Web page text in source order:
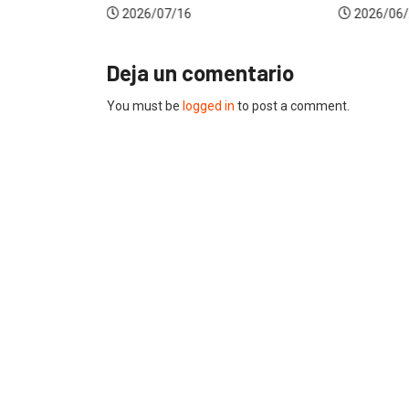
2026/07/16 2026/
Deja un comentario
You must be logged in to post a comment.